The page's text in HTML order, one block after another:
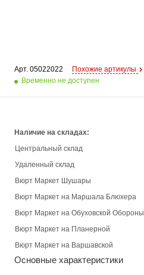
Арт. 05022022
Похожие артикулы
Временно не доступен
Наличие на складах:
Центральный склад
Удаленный склад
Вюрт Маркет Шушары
Вюрт Маркет на Маршала Блюхера
Вюрт Маркет на Обуховской Обороны
Вюрт Маркет на Планерной
Вюрт Маркет на Варшавской
Основные характеристики